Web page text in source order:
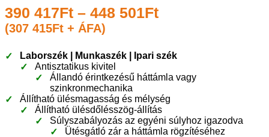
390 417Ft – 448 501Ft
(307 415Ft + ÁFA)
Laborszék | Munkaszék | Ipari szék
Antisztatikus kivitel
Állandó érintkezésű háttámla vagy
szinkronmechanika
Állítható ülésmagasság és mélység
Állítható ülésdőlésszög-állítás
Súlyszabályozás az egyéni súlyhoz igazodva
Ütésgátló zár a háttámla rögzítéséhez